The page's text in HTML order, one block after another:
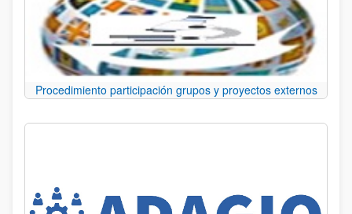
Procedimiento participación grupos y proyectos externos